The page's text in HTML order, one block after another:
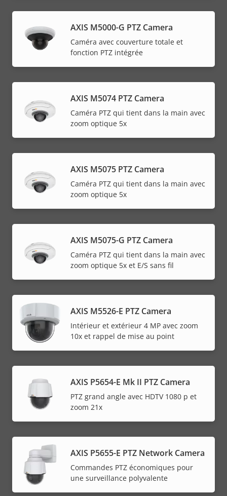
AXIS M5000-G PTZ Camera
Caméra avec couverture totale et
fonction PTZ intégrée
AXIS M5074 PTZ Camera
Caméra PTZ qui tient dans la main avec
zoom optique 5x
AXIS M5075 PTZ Camera
Caméra PTZ qui tient dans la main avec
zoom optique 5x
AXIS M5075-G PTZ Camera
Caméra PTZ qui tient dans la main avec
zoom optique 5x et E/S sans fil
AXIS M5526-E PTZ Camera
Intérieur et extérieur 4 MP avec zoom
10x et rappel de mise au point
AXIS P5654-E Mk II PTZ Camera
PTZ grand angle avec HDTV 1080 p et
zoom 21x
AXIS P5655-E PTZ Network Camera
Commandes PTZ économiques pour
une surveillance polyvalente